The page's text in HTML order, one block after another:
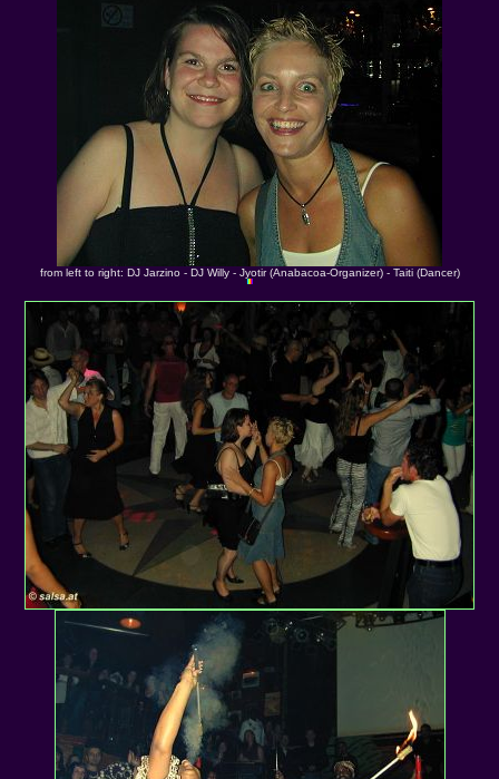
from left to right: DJ Jarzino - DJ Willy - Jyotir (Anabacoa-Organizer) - Taiti (Dancer)